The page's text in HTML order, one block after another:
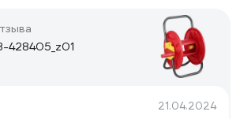
428405_z01
21.04.2024